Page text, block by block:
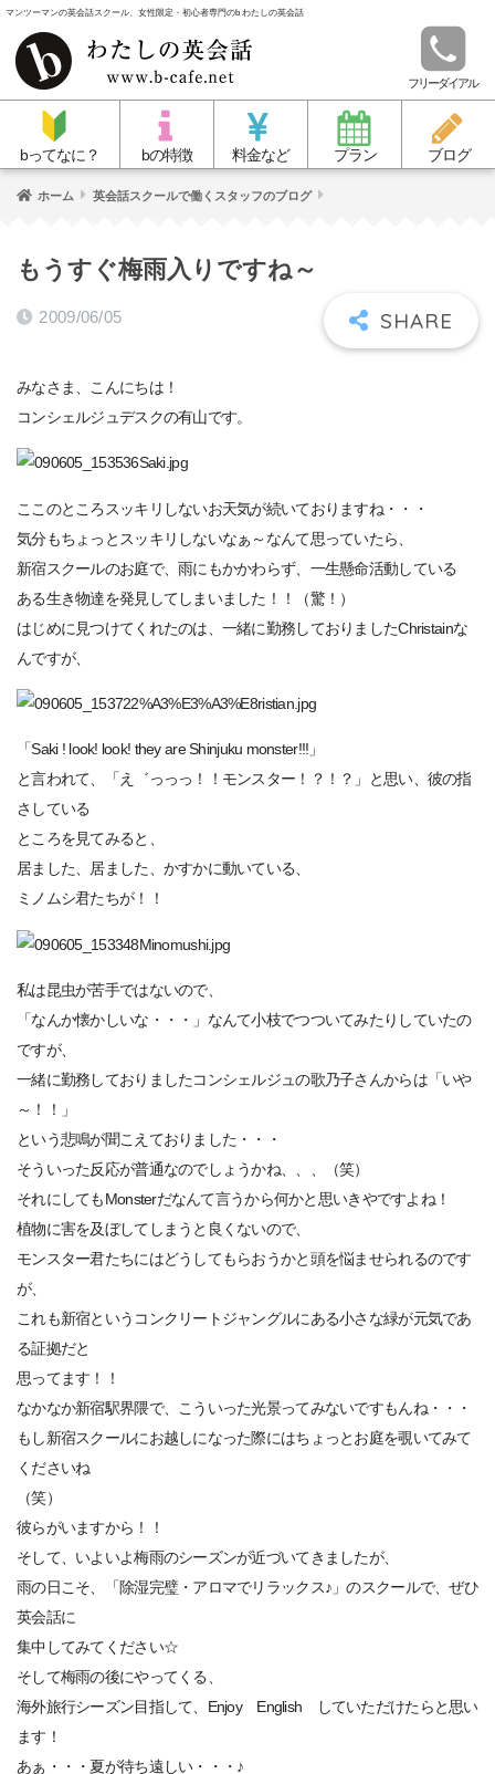
マンツーマンの英会話スクール、女性限定・初心者専門のb わたしの英会話
フリーダイアル
bってなに？ bの特徴 料金など プラン ブログ
ホーム 英会話スクールで働くスタッフのブログ
もうすぐ梅雨入りですね～
2009/06/05
みなさま、こんにちは！
コンシェルジュデスクの有山です。
ここのところスッキリしないお天気が続いておりますね・・・
気分もちょっとスッキリしないなぁ～なんて思っていたら、
新宿スクールのお庭で、雨にもかかわらず、一生懸命活動している
ある生き物達を発見してしまいました！！（驚！）
はじめに見つけてくれたのは、一緒に勤務しておりましたChristainな
んですが、
「Saki ! look! look! they are Shinjuku monster!!!」
と言われて、「え゛っっっ！！モンスター！？！？」と思い、彼の指
さしている
ところを見てみると、
居ました、居ました、かすかに動いている、
ミノムシ君たちが！！
私は昆虫が苦手ではないので、
「なんか懐かしいな・・・」なんて小枝でつついてみたりしていたの
ですが、
一緒に勤務しておりましたコンシェルジュの歌乃子さんからは「いや
～！！」
という悲鳴が聞こえておりました・・・
そういった反応が普通なのでしょうかね、、、（笑）
それにしてもMonsterだなんて言うから何かと思いきやですよね！
植物に害を及ぼしてしまうと良くないので、
モンスター君たちにはどうしてもらおうかと頭を悩ませられるのです
が、
これも新宿というコンクリートジャングルにある小さな緑が元気であ
る証拠だと
思ってます！！
なかなか新宿駅界隈で、こういった光景ってみないですもんね・・・
もし新宿スクールにお越しになった際にはちょっとお庭を覗いてみて
くださいね
（笑）
彼らがいますから！！
そして、いよいよ梅雨のシーズンが近づいてきましたが、
雨の日こそ、「除湿完璧・アロマでリラックス♪」のスクールで、ぜひ
英会話に
集中してみてください☆
そして梅雨の後にやってくる、
海外旅行シーズン目指して、Enjoy English していただけたらと思い
ます！
あぁ・・・夏が待ち遠しい・・・♪